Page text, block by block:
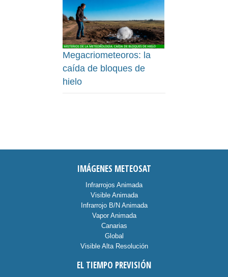
Megacriometeoros: la
caída de bloques de
hielo
IMÁGENES METEOSAT
Infrarrojos Animada
Visible Animada
Infrarrojo B/N Animada
Vapor Animada
Canarias
Global
Visible Alta Resolución
EL TIEMPO PREVISIÓN